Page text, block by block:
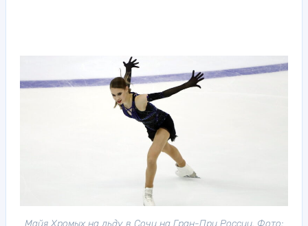
Майя Хромых на льду в Сочи на Гран-При России. Фото: